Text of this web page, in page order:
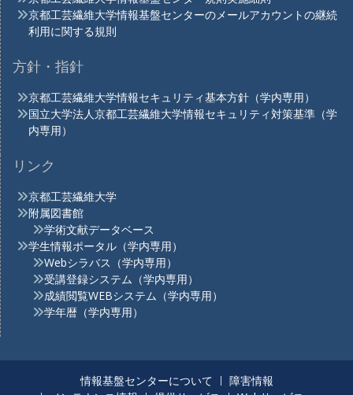
京都工芸繊維大学情報基盤センターのメールアカウントの継続
利用に関する規則
方針・指針
京都工芸繊維大学情報セキュリティ基本方針（学内専用）
国立大学法人京都工芸繊維大学情報セキュリティ対策基準（学
内専用）
リンク
京都工芸繊維大学
附属図書館
学術文献データベース
学生情報ポータル（学内専用）
Webシラバス（学内専用）
受講登録システム（学内専用）
成績閲覧WEBシステム（学内専用）
学年暦（学内専用）
情報基盤センターについて
障害情報